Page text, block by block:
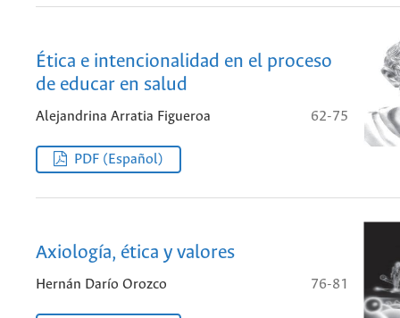
Ética e intencionalidad en el proceso
de educar en salud
Alejandrina Arratia Figueroa 62-75
PDF (Español)
Axiología, ética y valores
Hernán Darío Orozco 76-81